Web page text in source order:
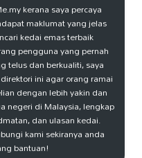
kerana saya percaya
maklumat yang jelas
kedai emas terbaik
pengguna yang pernah
telus dan berkualiti, saya
ini agar orang ramai
dengan lebih yakin dan
negeri di Malaysia, lengkap
dan ulasan kedai.
kami sekiranya anda
bantuan!